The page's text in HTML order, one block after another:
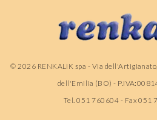
© 2026 RENKALIK spa - Via
dell'Emilia (BO) -
Tel. 051 760604 - Fax 051